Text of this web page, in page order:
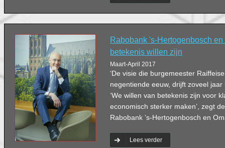
Rabobank 's-Hertogenbosch en
betekenis willen zijn
Maart-April 2017
‘De visie die burgemeester
negentiende eeuw, drijft zoveel
‘We willen van betekenis zijn voor
economisch sterker maken’, zegt
Rabobank ’s-Hertogenbosch en
Lees verder